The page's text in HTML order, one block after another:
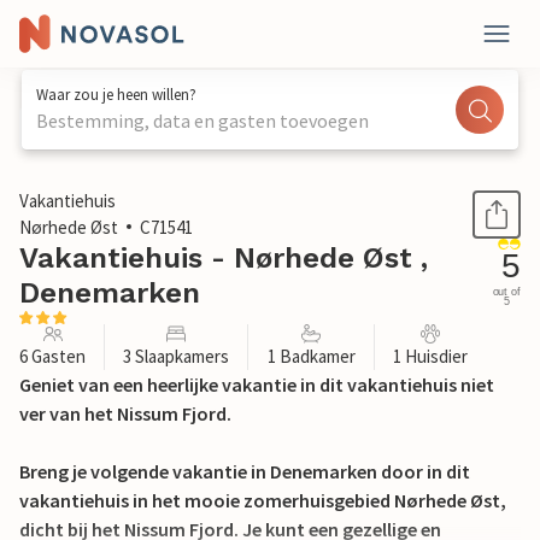
Waar zou je heen willen?
Bestemming, data en gasten toevoegen
1 / 26
Vakantiehuis
Nørhede Øst
C71541
Vakantiehuis - Nørhede Øst ,
Denemarken
5
out of
5
6 Gasten 3 Slaapkamers 1 Badkamer 1 Huisdier
Geniet van een heerlijke vakantie in dit vakantiehuis niet
ver van het Nissum Fjord.
Breng je volgende vakantie in Denemarken door in dit
vakantiehuis in het mooie zomerhuisgebied Nørhede Øst,
dicht bij het Nissum Fjord. Je kunt een gezellige en